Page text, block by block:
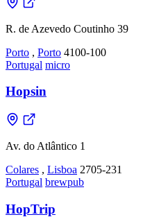
R. de Azevedo Coutinho 39
Porto , Porto 4100-100
Portugal micro
Hopsin
Av. do Atlântico 1
Colares , Lisboa 2705-231
Portugal brewpub
HopTrip